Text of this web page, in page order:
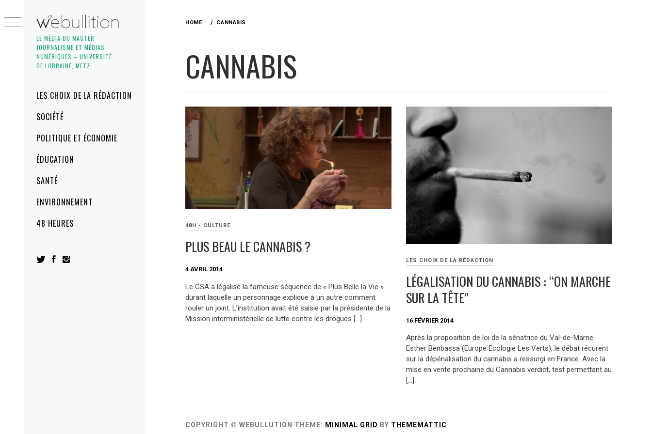
LE MÉDIA DU MASTER
JOURNALISME ET MÉDIAS
NUMÉRIQUES – UNIVERSITÉ
DE LORRAINE, METZ
MenuLES CHOIX DE LA RÉDACTION
SOCIÉTÉ
POLITIQUE ET ÉCONOMIE
ÉDUCATION
SANTÉ
ENVIRONNEMENT
48 HEURES
to
content
HOME CANNABIS
CANNABIS
48H - CULTURE
PLUS BEAU LE CANNABIS ?
4 AVRIL 2014
Le CSA a légalisé la fameuse séquence de « Plus Belle la Vie »
durant laquelle un personnage explique à un autre comment
rouler un joint. L’institution avait été saisie par la présidente de la
Mission interministérielle de lutte contre les drogues […]
LES CHOIX DE LA RÉDACTION
LÉGALISATION DU CANNABIS : “ON MARCHE
SUR LA TÊTE”
16 FÉVRIER 2014
Après la proposition de loi de la sénatrice du Val-de-Marne
Esther Benbassa (Europe Ecologie Les Verts), le débat récurent
sur la dépénalisation du cannabis a ressurgi en France. Avec la
mise en vente prochaine du Cannabis verdict, test permettant au
[…]
COPYRIGHT © WEBULLUTION THEME: MINIMAL GRID BY THEMEMATTIC